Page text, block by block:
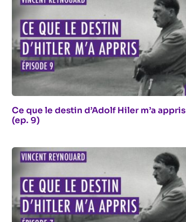
Ce que le destin d’Adolf Hiler m’a appris
(ep. 9)